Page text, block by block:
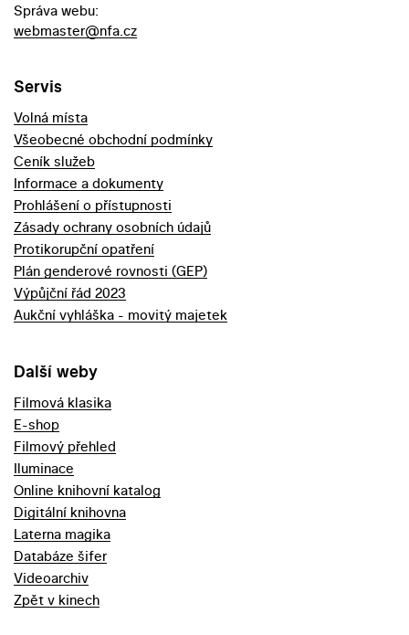
Správa webu:
webmaster@nfa.cz
Servis
Volná místa
Všeobecné obchodní podmínky
Ceník služeb
Informace a dokumenty
Prohlášení o přístupnosti
Zásady ochrany osobních údajů
Protikorupční opatření
Plán genderové rovnosti (GEP)
Výpůjční řád 2023
Aukční vyhláška - movitý majetek
Další weby
Filmová klasika
E-shop
Filmový přehled
Iluminace
Online knihovní katalog
Digitální knihovna
Laterna magika
Databáze šifer
Videoarchiv
Zpět v kinech